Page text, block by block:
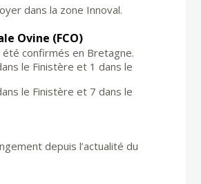
dans la zone Innoval.
Ovine (FCO)
confirmés en Bretagne.
le Finistère et 1 dans le
le Finistère et 7 dans le
depuis l’actualité du